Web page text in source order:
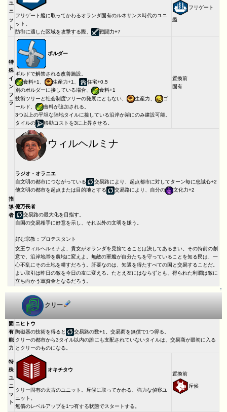
ユ
ニ
ッ
ト
フリゲート艦に取ってかわるオランダ固有のルネサンス時代のユニ
ット。
防御に適した区域を攻撃する際、
戦闘力+7
フリゲート
艦
特
殊
イ
ン
フ
ラ
ポルダー
ギルドで解禁される改善施設。
食料+1、
生産力+1、
住宅+0.5
別のポルダーに接している場合、
食料+1
技術ツリーと社会制度ツリーの発展にともない、
生産力、
ゴ
ールド、
食料が追加される。
3つ以上の平坦な陸地タイルに接している沿岸か湖にのみ建設可能。
タイルの
移動コストを3に上昇させる。
置換前
固有
指
導
者
ウィルヘルミナ
ラジオ・オラニエ
自文明の都市につながっている
交易路により、起点都市に対してターン毎に忠誠心+2
他文明の都市を起点または目的地とする
交易路により、自分の 文化力+2
億万長者
交易路の最大化を目指す。
自国の交易相手に好意を示し、それ以外の文明を嫌う。
好む宗教：プロテスタント
女王ウィルヘルミナよ、貴女がオランダを見捨てることは決してあるまい。その持前の創
意で、沿岸地帯を農地に変えよ。無敵の軍艦が自分たちを守っていることを知る民は、一
心不乱にその土地を耕すだろう。肝要なのは、知遇を得たすべての国と交易することだ。
よい取引は昨日の敵を今日の友に変える。たとえ友にはならずとも、得られた利潤は敵に
立ち向かう軍資金となるだろう。
↑
クリー
固
有
能
力
ニヒトウ
陶磁器の技術を得ると
交易路の数+1。交易商を無償で1つ得る。
クリーの都市から3タイル以内の誰にも支配されていないタイルは、交易商が最初に入る
とクリーのものになる。
特
殊
ユ
ニ
ッ
ト
オキチタウ
クリー固有の太古のユニット。斥候に取ってかわる、強力な偵察ユ
ニット。
無償のレベルアップを1つ有する状態でスタートする。
置換前
斥候